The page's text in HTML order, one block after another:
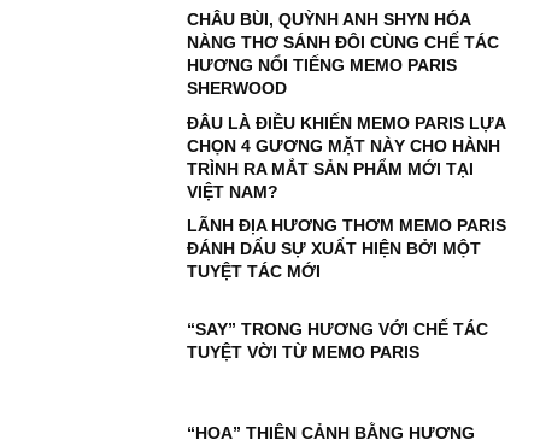
CHÂU BÙI, QUỲNH ANH SHYN HÓA
NÀNG THƠ SÁNH ĐÔI CÙNG CHẾ TÁC
HƯƠNG NỔI TIẾNG MEMO PARIS
SHERWOOD
ĐÂU LÀ ĐIỀU KHIẾN MEMO PARIS LỰA
CHỌN 4 GƯƠNG MẶT NÀY CHO HÀNH
TRÌNH RA MẮT SẢN PHẨM MỚI TẠI
VIỆT NAM?
LÃNH ĐỊA HƯƠNG THƠM MEMO PARIS
ĐÁNH DẤU SỰ XUẤT HIỆN BỞI MỘT
TUYỆT TÁC MỚI
“SAY” TRONG HƯƠNG VỚI CHẾ TÁC
TUYỆT VỜI TỪ MEMO PARIS
“HỌA” THIÊN CẢNH BẰNG HƯƠNG